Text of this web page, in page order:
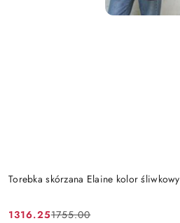
Torebka skórzana Elaine kolor śliwkowy
1316.251755.00